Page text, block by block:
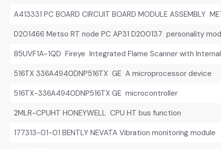
A413331 PC BOARD CIRCUIT BOARD MODULE ASSEMBLY
D201466 Metso RT node PC AP31 D200137 personality
85UVF1A-1QD Fireye Integrated Flame Scanner with
516TX 336A4940DNP516TX GE A microprocessor device
516TX-336A4940DNP516TX GE microcontroller
2MLR-CPUHT HONEYWELL CPU HT bus function
177313-01-01 BENTLY NEVATA Vibration monitoring module